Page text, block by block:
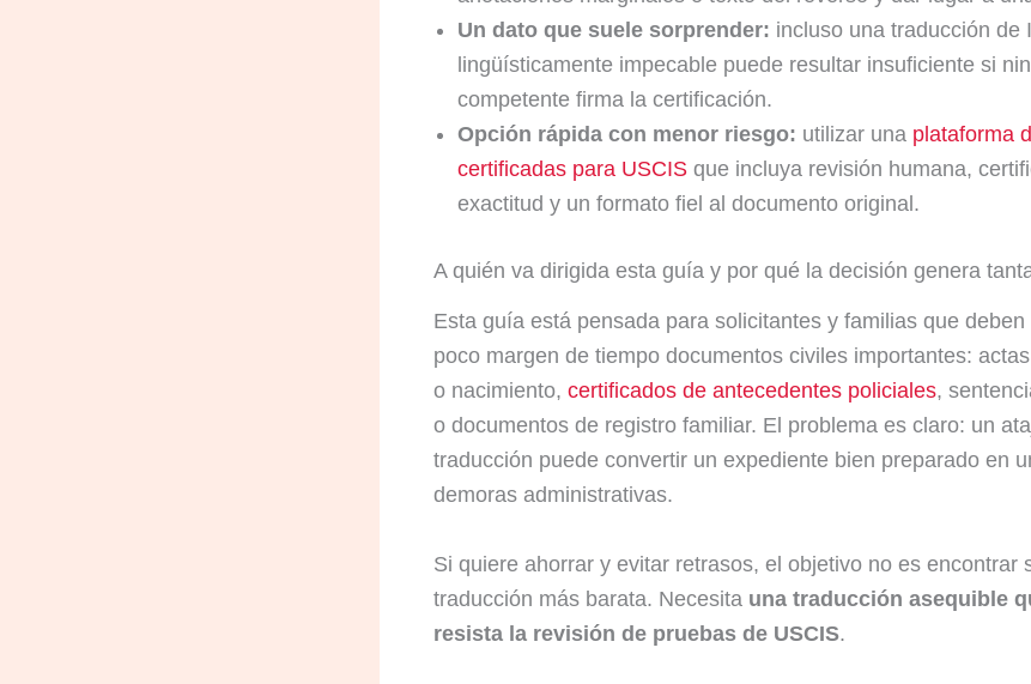
Un dato que suele sorprender: incluso una traducción de
lingüísticamente impecable puede resultar insuficiente si
competente firma la certificación.
Opción rápida con menor riesgo: utilizar una plataforma
certificadas para USCIS que incluya revisión humana,
exactitud y un formato fiel al documento original.
A quién va dirigida esta guía y por qué la decisión genera
Esta guía está pensada para solicitantes y familias que
poco margen de tiempo documentos civiles importantes:
o nacimiento, certificados de antecedentes policiales,
o documentos de registro familiar. El problema es claro: un
traducción puede convertir un expediente bien preparado en
demoras administrativas.
Si quiere ahorrar y evitar retrasos, el objetivo no es encontrar
traducción más barata. Necesita una traducción asequible
resista la revisión de pruebas de USCIS.